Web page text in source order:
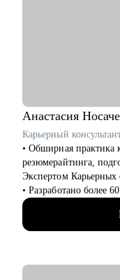
Анастасия
Карьерный
• Обширная практика карьерного консультирования,
резюмерайтинга,
Экспертом Карьерных
• Разработано более
часов консультаций
начинающего
• Более 10 лет опыта